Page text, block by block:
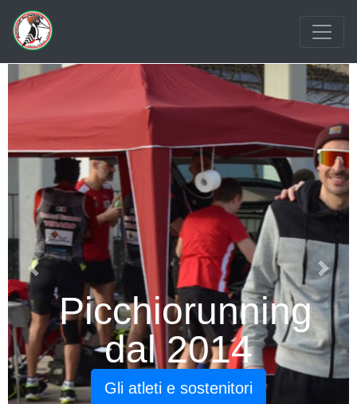
Picchiorunning
dal 2014
Gli atleti e sostenitori
Previous Next